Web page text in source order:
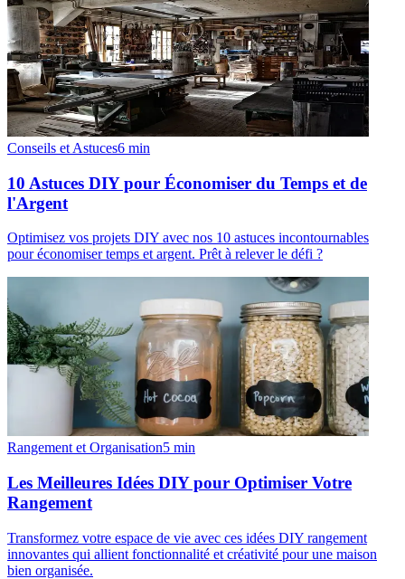
Conseils et Astuces6 min
10 Astuces DIY pour Économiser du Temps et de
l'Argent
Optimisez vos projets DIY avec nos 10 astuces incontournables
pour économiser temps et argent. Prêt à relever le défi ?
Rangement et Organisation5 min
Les Meilleures Idées DIY pour Optimiser Votre
Rangement
Transformez votre espace de vie avec ces idées DIY rangement
innovantes qui allient fonctionnalité et créativité pour une maison
bien organisée.